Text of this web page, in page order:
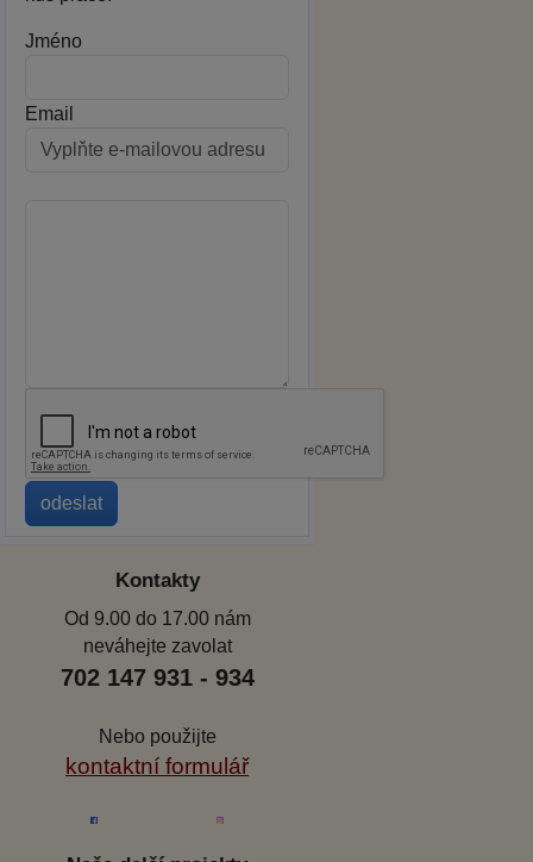
Jméno
Email
Kontakty
Od 9.00 do 17.00 nám
neváhejte zavolat
702 147 931 - 934
Nebo použijte
kontaktní formulář